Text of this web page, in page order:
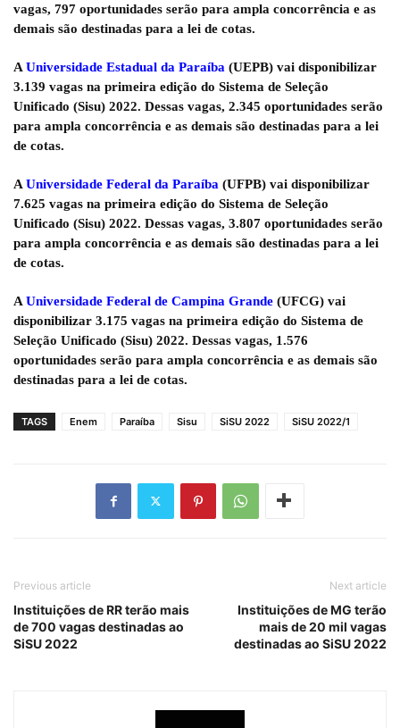
vagas, 797 oportunidades serão para ampla concorrência e as
demais são destinadas para a lei de cotas.
A Universidade Estadual da Paraíba (UEPB) vai disponibilizar
3.139 vagas na primeira edição do Sistema de Seleção
Unificado (Sisu) 2022. Dessas vagas, 2.345 oportunidades serão
para ampla concorrência e as demais são destinadas para a lei
de cotas.
A Universidade Federal da Paraíba (UFPB) vai disponibilizar
7.625 vagas na primeira edição do Sistema de Seleção
Unificado (Sisu) 2022. Dessas vagas, 3.807 oportunidades serão
para ampla concorrência e as demais são destinadas para a lei
de cotas.
A Universidade Federal de Campina Grande (UFCG) vai
disponibilizar 3.175 vagas na primeira edição do Sistema de
Seleção Unificado (Sisu) 2022. Dessas vagas, 1.576
oportunidades serão para ampla concorrência e as demais são
destinadas para a lei de cotas.
TAGS Enem Paraíba Sisu SiSU 2022 SiSU 2022/1
Previous article
Instituições de RR terão mais
de 700 vagas destinadas ao
SiSU 2022
Next article
Instituições de MG terão
mais de 20 mil vagas
destinadas ao SiSU 2022